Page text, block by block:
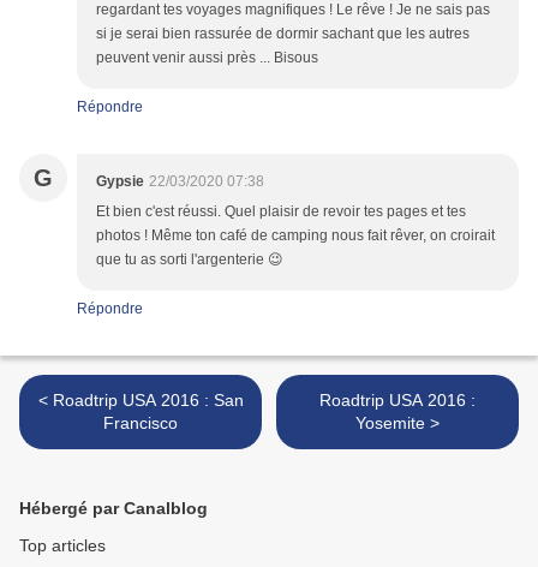
regardant tes voyages magnifiques ! Le rêve ! Je ne sais pas
si je serai bien rassurée de dormir sachant que les autres
peuvent venir aussi près ... Bisous
Répondre
G Gypsie 22/03/2020 07:38
Et bien c'est réussi. Quel plaisir de revoir tes pages et tes
photos ! Même ton café de camping nous fait rêver, on croirait
que tu as sorti l'argenterie 😉
Répondre
< Roadtrip USA 2016 : San
Francisco
Roadtrip USA 2016 :
Yosemite >
Hébergé par Canalblog
Top articles